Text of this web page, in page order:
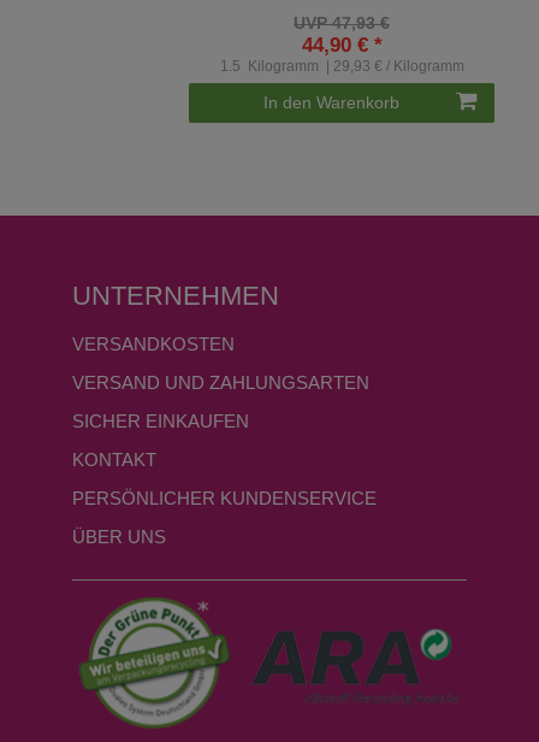
UVP 47,93 €
44,90 € *
1.5 Kilogramm | 29,93 € / Kilogramm
In den Warenkorb
UNTERNEHMEN
VERSANDKOSTEN
VERSAND UND ZAHLUNGSARTEN
SICHER EINKAUFEN
KONTAKT
PERSÖNLICHER KUNDENSERVICE
ÜBER UNS